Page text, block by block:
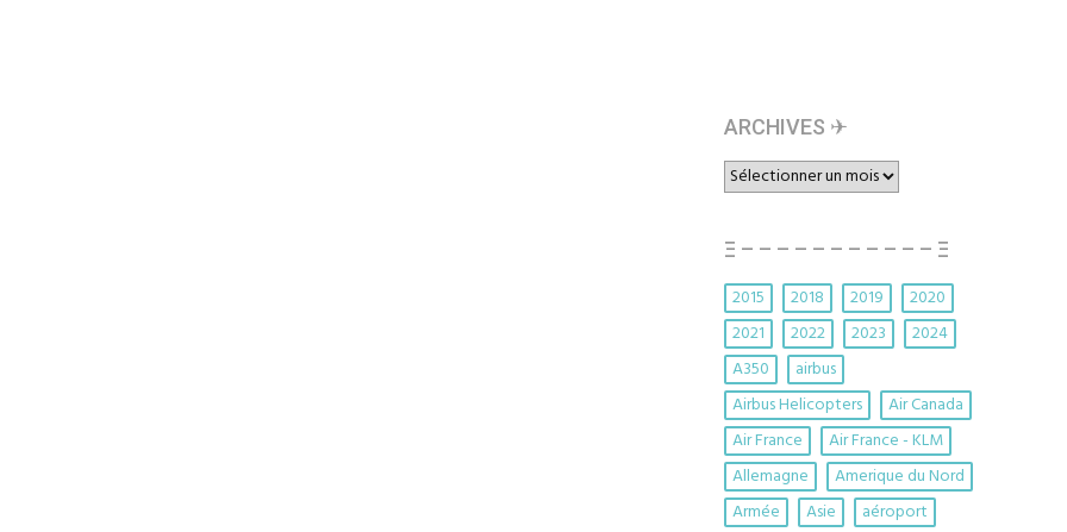
ARCHIVES ✈︎
ARCHIVES
✈︎
Ξ – – – – – – – – – – – Ξ
2015 2018 2019
2020
2021
2022 2023
2024
A350
airbus
Airbus Helicopters
Air Canada
Air France
Air France - KLM
Allemagne
Amerique du Nord
Armée
Asie
aéroport